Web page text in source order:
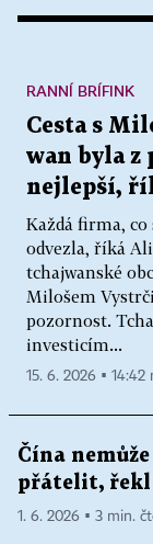
Cesta s
wan byla z
nejlepší,
Každá firma,
odvezla, říká
tchajwanské
Milošem
pozornost.
investicím...
RANNÍ BRÍFINK
15. 6. 2026 ▪ 14:42
Čína
přátelit, řekl
1. 6. 2026 ▪ 3 min.